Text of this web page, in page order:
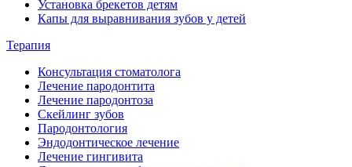
Установка брекетов детям
Капы для выравнивания зубов у детей
Терапия
Консультация стоматолога
Лечение пародонтита
Лечение пародонтоза
Скейлинг зубов
Пародонтология
Эндодонтическое лечение
Лечение гингивита